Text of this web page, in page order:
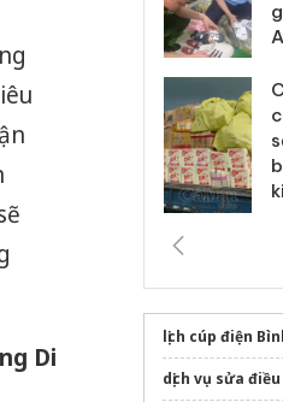
Di
Giang: Đối tượng
mưu đường dây
hàng giả tại Phú
ra đầu thú
lịch cúp điện
dịch vụ sửa